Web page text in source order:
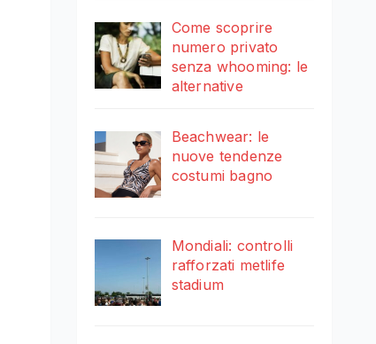
Come scoprire
numero privato
senza whooming: le
alternative
Beachwear: le
nuove tendenze
costumi bagno
Mondiali: controlli
rafforzati metlife
stadium